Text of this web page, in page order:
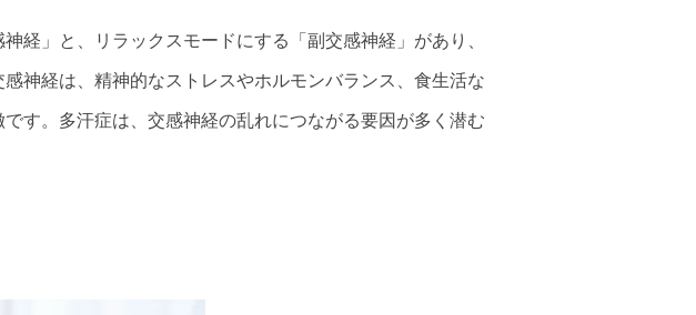
経」と、リラックスモードにする「副交感神経」があり、
神経は、精神的なストレスやホルモンバランス、食生活な
す。多汗症は、交感神経の乱れにつながる要因が多く潜む